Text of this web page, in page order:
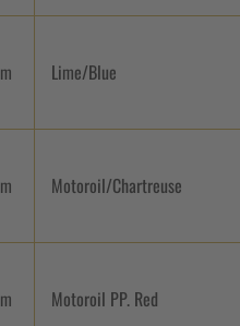
Lime/Blue
Motoroil/Chartreuse
Motoroil PP. Red